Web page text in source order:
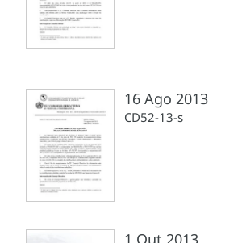
16 Ago 2013
CD52-13-s
1 Out 2013